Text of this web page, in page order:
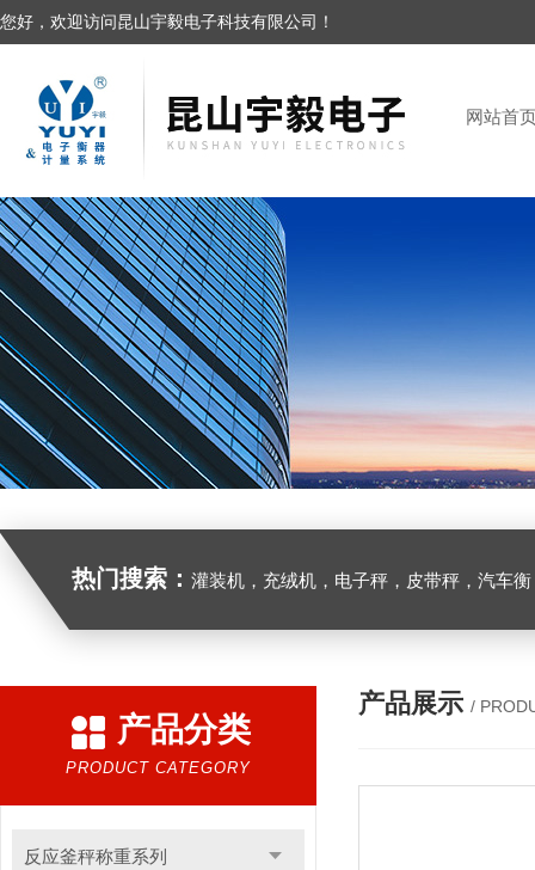
您好，欢迎访问昆山宇毅电子科技有限公司！
网站首
热门搜索： 灌装机，充绒机，电子秤，皮带秤，汽车
产品分类
PRODUCT CATEGORY
反应釜秤称重系列
产品展示 /